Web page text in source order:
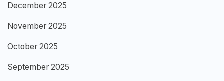
December 2025
November 2025
October 2025
September 2025